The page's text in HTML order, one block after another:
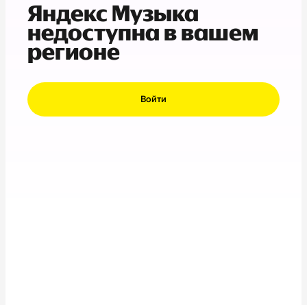
Яндекс Музыка
недоступна в вашем
регионе
Войти